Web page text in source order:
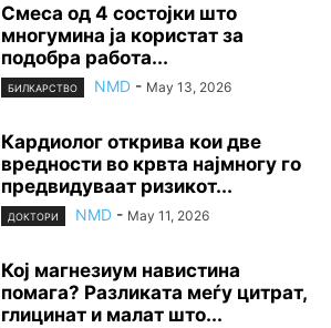
Смеса од 4 состојки што
многумина ја користат за
подобра работа...
БИЛКАРСТВО NMD - May 13, 2026
Кардиолог открива кои две
вредности во крвта најмногу го
предвидуваат ризикот...
ДОКТОРИ NMD - May 11, 2026
Кој магнезиум навистина
помага? Разликата меѓу цитрат,
глицинат и малат што...